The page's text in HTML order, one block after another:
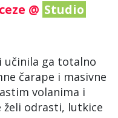
@ Studio
učinila ga totalno
čarape i masivne
volanima i
želi odrasti, lutkice